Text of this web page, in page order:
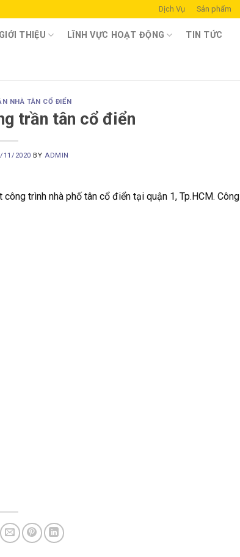
Dịch Vụ Sản phẩm
GIỚI THIỆU LĨNH VỰC HOẠT ĐỘNG TIN TỨC
NHÀ TÂN CỔ ĐIỂN
trần tân cổ điển
11/2020 BY ADMIN
trình nhà phố tân cổ điển tại quận 1, Tp.HCM. Công